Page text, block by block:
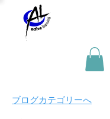
​ブログカテゴリーへ